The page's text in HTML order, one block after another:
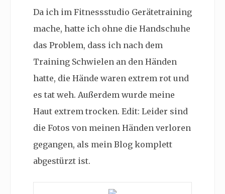
Da ich im Fitnessstudio Gerätetraining
mache, hatte ich ohne die Handschuhe
das Problem, dass ich nach dem
Training Schwielen an den Händen
hatte, die Hände waren extrem rot und
es tat weh. Außerdem wurde meine
Haut extrem trocken. Edit: Leider sind
die Fotos von meinen Händen verloren
gegangen, als mein Blog komplett
abgestürzt ist.